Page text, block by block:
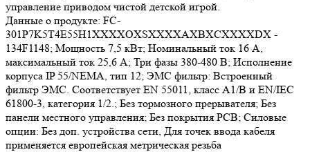
управление приводом чистой детской игрой.
Данные о продукте: FC-
301P7K5T4E55H1XXXXOXSXXXXAXBXCXXXXDX -
134F1148; Мощность 7,5 кВт; Номинальный ток 16 А,
максимальный ток 25,6 А; Три фазы 380-480 В; Исполнение
корпуса IP 55/NEMA, тип 12; ЭМС фильтр: Встроенный
фильтр ЭМС. Соответствует EN 55011, класс A1/B и EN/IEC
61800-3, категория 1/2.; Без тормозного прерывателя; Без
панели местного управления; Без покрытия РСВ; Силовые
опции: Без доп. устройства сети, Для точек ввода кабеля
применяется европейская метрическая резьба